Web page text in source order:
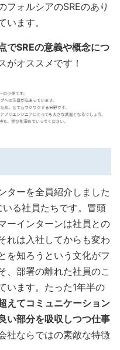
フォルシアのSREのあり
ます。
でSREの意義や概念につ
がオススメです！
ターを全員紹介しました
る社員たちです。冒頭
ーインターンは社員との
れは入社してからも変わ
を知ろうという文化がフ
、部署の離れた社員のこ
います。たった1年半の
えてコミュニケーション
い部分を吸収しつつ仕事
社ならではの素敵な特徴